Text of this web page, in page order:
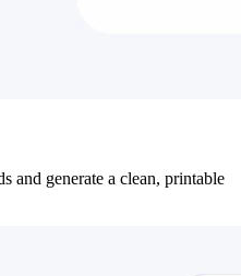
and generate a clean, printable